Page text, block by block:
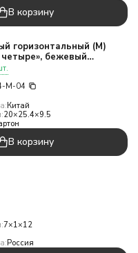
В корзину
горизонтальный (М)
четыре», бежевый
M-04
Китай
20×25.4×9.5
В корзину
7×1×12
Россия